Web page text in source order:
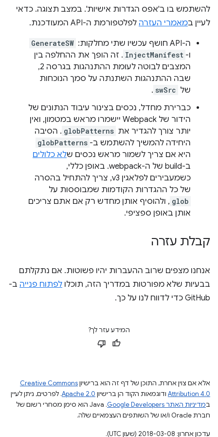
להשתמש בו ב'אפס הגדרות אישיות'. במצב תצוגה. כדאי
לעיין במאמרי העזרה לפלטפורמת ה-API המעודכנת.
ה-API חושף עכשיו שתי מחלקות: GenerateSW
ו- InjectManifest . זה הופך את ההחלפה בין
המצבים לבוטה לעומת ההתנהגות בגרסה 2,
שבה ההתנהגות השתנתה על סמך הנוכחות
של swSrc
.
כברירת מחדל, נכסים בצינור עיבוד הנתונים של
הידור של Webpack יישמרו מראש במטמון, ואין
יותר צורך להגדיר את globPatterns . הסיבה
היחידה להמשיך להשתמש ב- globPatterns
היא אם צריך לשמור מראש נכסים שלא כלולים
ב-build של ה-webpack. באופן כללי,
כשמעבירים לפלאגין v3, צריך להתחיל בהסרה
של כל ההגדרות הקודמות שמבוססות על
glob , ולהוסיף אותן מחדש רק אם אתם צריכים
אותן באופן ספציפי.
קבלת עזרה
אנחנו מצפים שרוב ההעברות יהיו פשוטות. אם נתקלתם
בבעיות שלא מפורטות במדריך הזה, תוכלו לפתוח פנייה ב-
GitHub כדי לדווח לנו על כך.
המידע עזר לך?
אלא אם צוין אחרת, התוכן של דף זה הוא ברישיוןCreative Commons
Attribution 4.0 ודוגמאות הקוד הן ברישיון Apache 2.0. לפרטים, ניתן לעיין
במדיניות האתר Google Developers‏
.‏ Java הוא סימן מסחרי רשום של
חברת Oracle ו/או של השותפים העצמאיים שלה.
עדכון אחרון: 2018-03-08 (שעון UTC).